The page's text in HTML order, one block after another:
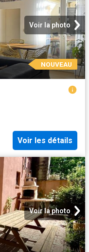
Voir la photo
NOUVEAU
Voir les détails
Voir la photo